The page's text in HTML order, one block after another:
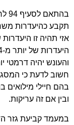
תקבע כהיעדרות
והעונש יהיה
חשוב לדעת כי
בהם חיילי מילואים
ובין אם זה עריקות.
במעמד קביעת גזר